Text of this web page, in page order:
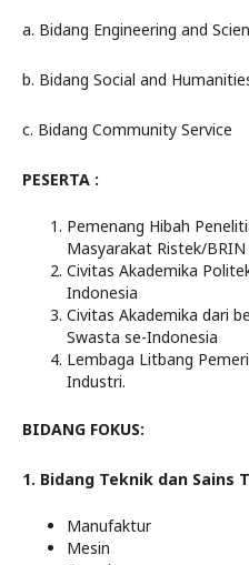
a. Bidang Engineering and
b. Bidang Social and
c. Bidang Community Service
PESERTA :
Pemenang Hibah
Masyarakat Ristek/BRIN
Civitas Akademika
Indonesia
Civitas Akademika dari
Swasta se-Indonesia
Lembaga Litbang
Industri.
BIDANG FOKUS:
1. Bidang Teknik dan Sains
Manufaktur
Mesin